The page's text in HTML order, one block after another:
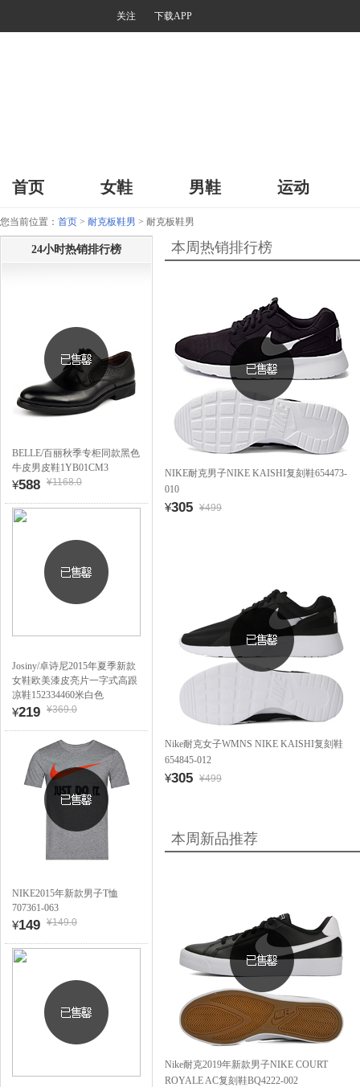
关注 下载APP
首页 女鞋 男鞋 运动
您当前位置： 首页 > 耐克板鞋男 > 耐克板鞋男
24小时热销排行榜
BELLE/百丽秋季专柜同款黑色
牛皮男皮鞋1YB01CM3
¥588 ¥1168.0
Josiny/卓诗尼2015年夏季新款
女鞋欧美漆皮亮片一字式高跟
凉鞋152334460米白色
¥219 ¥369.0
NIKE2015年新款男子T恤
707361-063
¥149 ¥149.0
本周热销排行榜
NIKE耐克男子NIKE KAISHI复刻鞋654473-
010
¥305 ¥499
Nike耐克女子WMNS NIKE KAISHI复刻鞋
654845-012
¥305 ¥499
本周新品推荐
Nike耐克2019年新款男子NIKE COURT
ROYALE AC复刻鞋BQ4222-002